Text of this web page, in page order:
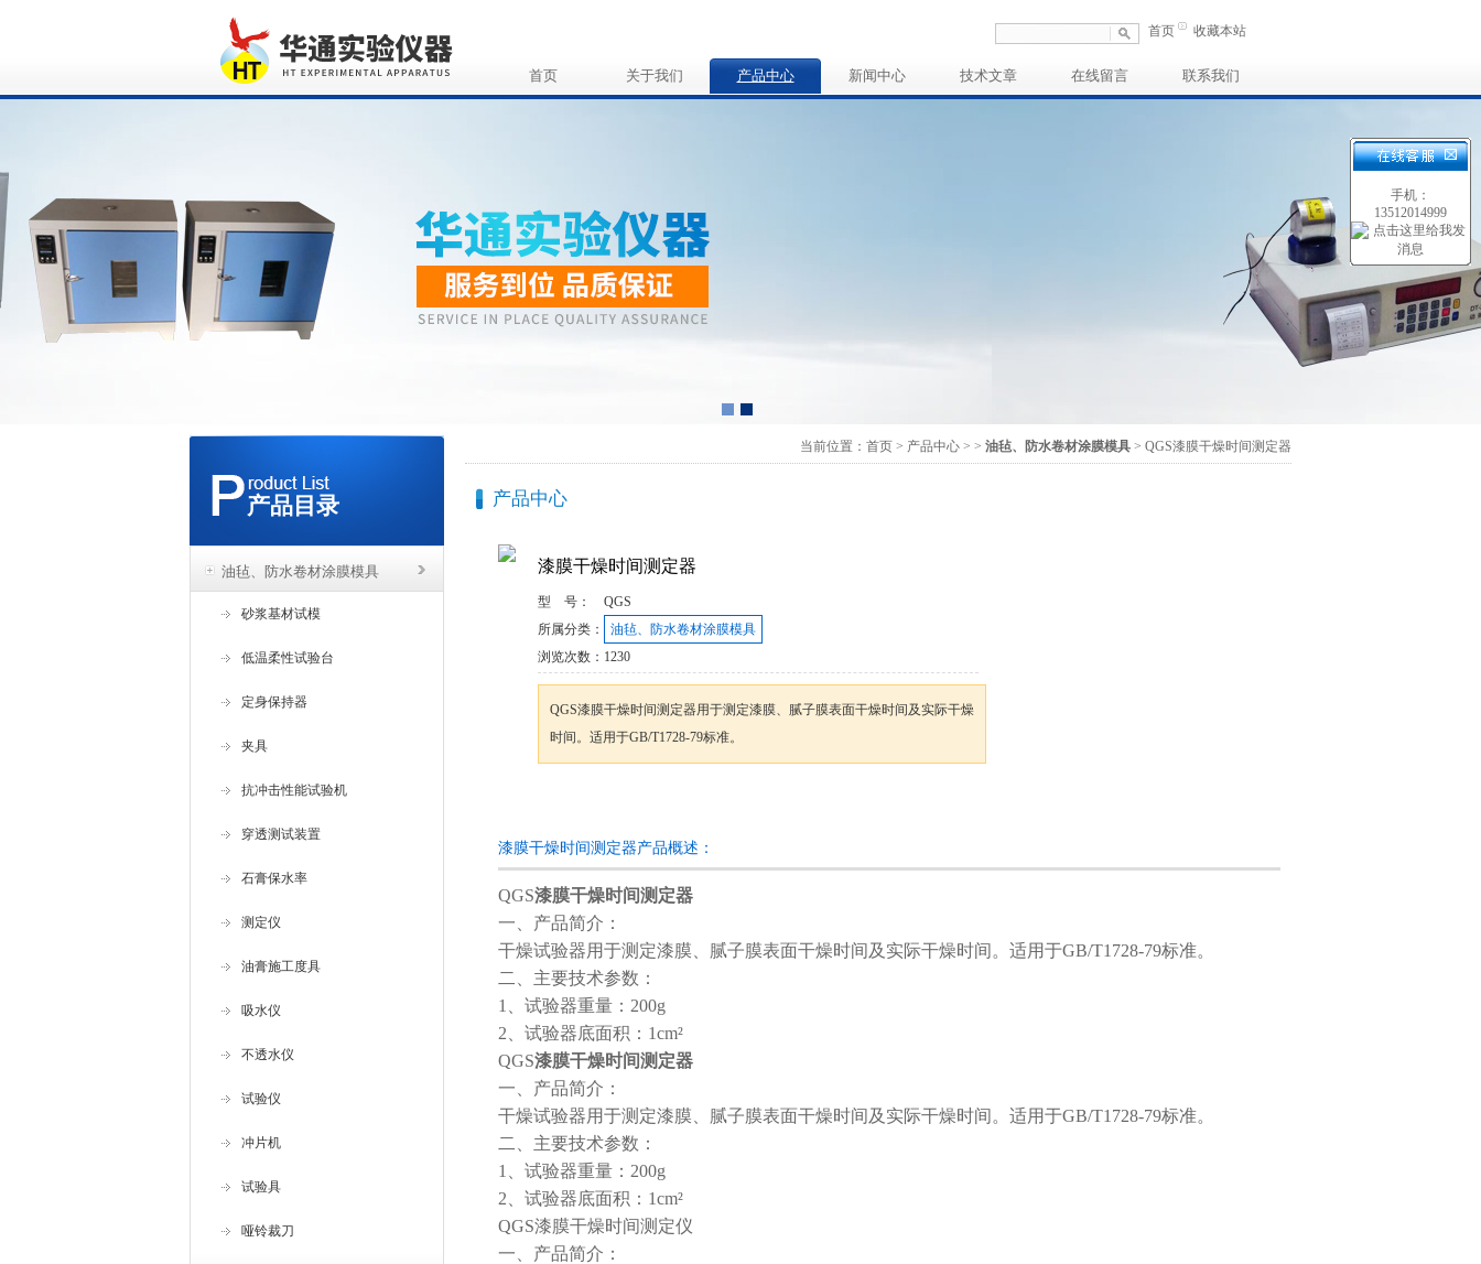
首页 收藏本站
首页 关于我们 产品中心 新闻中心 技术文章 在线留言 联系我们
产品目录
油毡、防水卷材涂膜模具
砂浆基材试模
低温柔性试验台
定身保持器
夹具
抗冲击性能试验机
穿透测试装置
石膏保水率
测定仪
油膏施工度具
吸水仪
不透水仪
试验仪
冲片机
试验具
哑铃裁刀
当前位置： 首页 > 产品中心 > > 油毡、防水卷材涂膜模具 > QGS漆膜干燥时间测定器
产品中心
漆膜干燥时间测定器
型 号：
QGS
所属分类：
油毡、防水卷材涂膜模具
浏览次数： 1230
QGS漆膜干燥时间测定器用于测定漆膜、腻子膜表面干燥时间及实际干燥
时间。适用于GB/T1728-79标准。
漆膜干燥时间测定器产品概述：
QGS漆膜干燥时间测定器
一、产品简介：
干燥试验器用于测定漆膜、腻子膜表面干燥时间及实际干燥时间。适用于GB/T1728-79标准。
二、主要技术参数：
1、 试验器重量： 200g
2、 试验器底面积： 1cm²
QGS漆膜干燥时间测定器
一、产品简介：
干燥试验器用于测定漆膜、腻子膜表面干燥时间及实际干燥时间。适用于GB/T1728-79标准。
二、主要技术参数：
1、 试验器重量： 200g
2、 试验器底面积： 1cm²
QGS漆膜干燥时间测定仪
一、产品简介：
手机：
13512014999